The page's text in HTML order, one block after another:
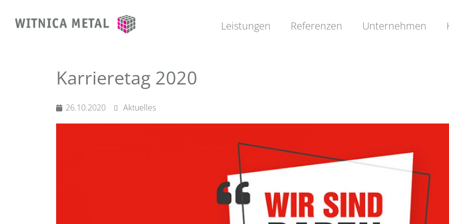
Leistungen Referenzen Unternehmen
Karrieretag 2020
26.10.2020 Aktuelles